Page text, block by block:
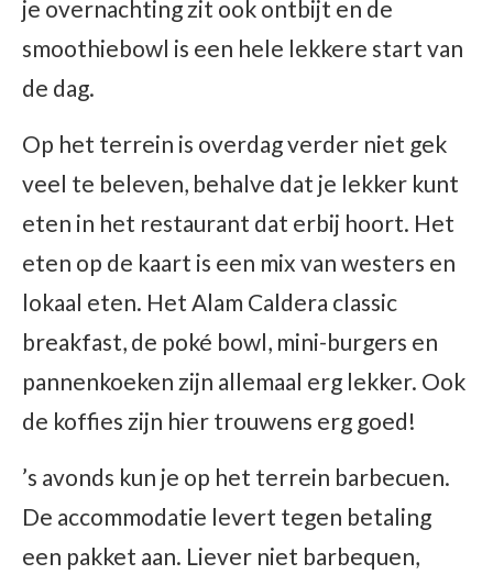
je overnachting zit ook ontbijt en de
smoothiebowl is een hele lekkere start van
de dag.
Op het terrein is overdag verder niet gek
veel te beleven, behalve dat je lekker kunt
eten in het restaurant dat erbij hoort. Het
eten op de kaart is een mix van westers en
lokaal eten. Het Alam Caldera classic
breakfast, de poké bowl, mini-burgers en
pannenkoeken zijn allemaal erg lekker. Ook
de koffies zijn hier trouwens erg goed!
’s avonds kun je op het terrein barbecuen.
De accommodatie levert tegen betaling
een pakket aan. Liever niet barbequen,